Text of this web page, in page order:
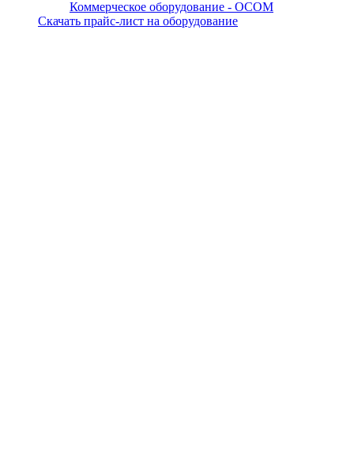
Коммерческое оборудование - OCOM
Скачать прайс-лист на оборудование